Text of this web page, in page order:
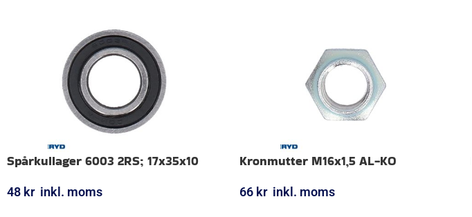
Spårkullager 6003 2RS; 17x35x10
48 kr inkl. moms
Kronmutter M16x1,5 AL-KO
66 kr inkl. moms